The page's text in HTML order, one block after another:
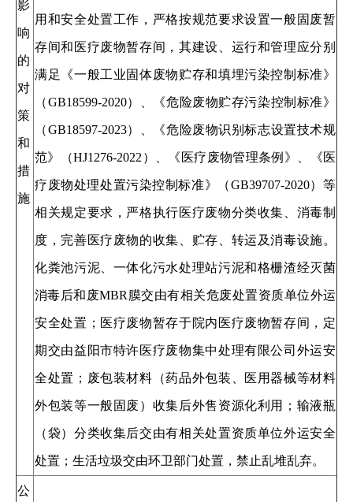
影
响
的
对
策
和
措
施
用和安全处置工作，严格按规范要求设置一般固废暂
存间和医疗废物暂存间，其建设、运行和管理应分别
满足《一般工业固体废物贮存和填埋污染控制标准》
（GB18599-2020）、《危险废物贮存污染控制标准》
（GB18597-2023）、《危险废物识别标志设置技术规
范》（HJ1276-2022）、《医疗废物管理条例》、《医
疗废物处理处置污染控制标准》（GB39707-2020）等
相关规定要求，严格执行医疗废物分类收集、消毒制
度，完善医疗废物的收集、贮存、转运及消毒设施。
化粪池污泥、一体化污水处理站污泥和格栅渣经灭菌
消毒后和废MBR膜交由有相关危废处置资质单位外运
安全处置；医疗废物暂存于院内医疗废物暂存间，定
期交由益阳市特许医疗废物集中处理有限公司外运安
全处置；废包装材料（药品外包装、医用器械等材料
外包装等一般固废）收集后外售资源化利用；输液瓶
（袋）分类收集后交由有相关处置资质单位外运安全
处置；生活垃圾交由环卫部门处置，禁止乱堆乱弃。
公